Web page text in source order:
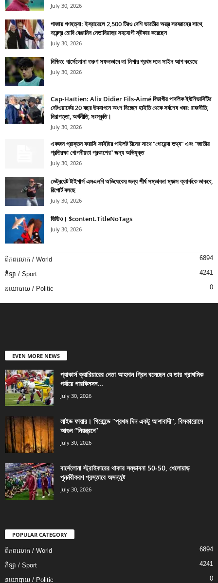
July 30, 2026
গাজায় গণহত্যা: ইস্রায়েলে 2,500 টিরও বেশি ভারতীয় অস্ত্র সরবরাহের সাথে,
নরেন্দ্র মোদি বেঞ্জামিন নেতানিয়াহুর সহযোগী স্বীকার করেছেন
July 30, 2026
নিশ্চিত: বার্সেলোনা তরুণ সফলভাবে লা লিগার প্রথম দলে সাইন আপ করেছে
July 30, 2026
Cap-Haïtien: Alix Didier Fils-Aimé বিভাগীয় পাবলিক ইউনিভার্সিটির
নেটওয়ার্কের 20 বছর উদযাপনে অংশ নিচ্ছেন হাইতি থেকে সর্বশেষ খবর: রাজনীতি,
নিরাপত্তা, অর্থনীতি, সংস্কৃতি।
July 30, 2026
একজন প্রাক্তন ফরাসি ফাইটার পাইলট চীনের সাথে “গোয়েন্দা তথ্য” এবং “জাতীয়
প্রতিরক্ষা গোপনীয়তা প্রকাশের” জন্য অভিযুক্ত
July 30, 2026
ডেট্রয়েট টাইগার্স এমএলবি অভিষেকের জন্য শীর্ষ সম্ভাবনা ম্যাক্স ক্লার্ককে ডাকবে,
রিপোর্ট বলছে
July 30, 2026
ভিডিও। $content.TitleNoTags
July 30, 2026
ពិភពលោក / World 6894
កីឡា / Sport 4241
នយោបាយ / Politic 0
EVEN MORE NEWS
প্যাকার্স ক্যারিয়ারের নেতা আহমান গ্রিন বলেছেন যে তার প্রাথমিক
পর্যায়ে পারকিনসন...
July 30, 2026
লাইভ ফায়ার। গিরোন্ডে “প্রথম দিন একটু আশাবাদী”, বিসকারোসে
আগুন “নিয়ন্ত্রনে”
July 30, 2026
বার্সেলোনা স্ট্রাইকারের থাকার সম্ভাবনা 50-50, খেলোয়াড়
পুনর্নবীকরণ প্রস্তাবে অসন্তুষ্ট
July 30, 2026
POPULAR CATEGORY
ពិភពលោក / World 6894
កីឡា / Sport 4241
នយោបាយ / Politic 0